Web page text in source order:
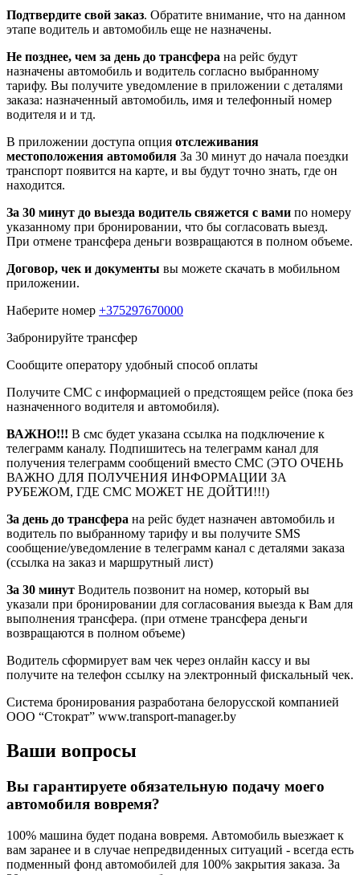
Подтвердите свой заказ. Обратите внимание, что на данном
этапе водитель и автомобиль еще не назначены.
Не позднее, чем за день до трансфера на рейс будут
назначены автомобиль и водитель согласно выбранному
тарифу. Вы получите уведомление в приложении c деталями
заказа: назначенный автомобиль, имя и телефонный номер
водителя и и тд.
В приложении доступа опция отслеживания
местоположения автомобиля За 30 минут до начала поездки
транспорт появится на карте, и вы будут точно знать, где он
находится.
За 30 минут до выезда водитель свяжется с вами по номеру
указанному при бронировании, что бы согласовать выезд.
При отмене трансфера деньги возвращаются в полном объеме.
Договор, чек и документы вы можете скачать в мобильном
приложении.
Наберите номер +375297670000
Забронируйте трансфер
Сообщите оператору удобный способ оплаты
Получите СМС с информацией о предстоящем рейсе (пока без
назначенного водителя и автомобиля).
ВАЖНО!!! В смс будет указана ссылка на подключение к
телеграмм каналу. Подпишитесь на телеграмм канал для
получения телеграмм сообщений вместо СМС (ЭТО ОЧЕНЬ
ВАЖНО ДЛЯ ПОЛУЧЕНИЯ ИНФОРМАЦИИ ЗА
РУБЕЖОМ, ГДЕ СМС МОЖЕТ НЕ ДОЙТИ!!!)
За день до трансфера на рейс будет назначен автомобиль и
водитель по выбранному тарифу и вы получите SMS
сообщение/уведомление в телеграмм канал с деталями заказа
(ссылка на заказ и маршрутный лист)
За 30 минут Водитель позвонит на номер, который вы
указали при бронировании для согласования выезда к Вам для
выполнения трансфера. (при отмене трансфера деньги
возвращаются в полном объеме)
Водитель сформирует вам чек через онлайн кассу и вы
получите на телефон ссылку на электронный фискальный чек.
Система бронирования разработана белорусской компанией
ООО “Стократ” www.transport-manager.by
Ваши вопросы
Вы гарантируете обязательную подачу моего
автомобиля вовремя?
100% машина будет подана вовремя. Автомобиль выезжает к
вам заранее и в случае непредвиденных ситуаций - всегда есть
подменный фонд автомобилей для 100% закрытия заказа. За